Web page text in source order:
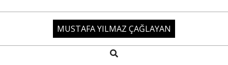
MUSTAFA YILMAZ ÇAĞLAYAN
Search